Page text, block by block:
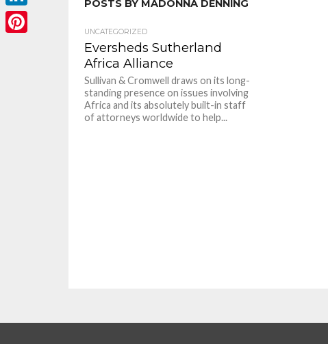
POSTS BY MADONNA DENNING
UNCATEGORIZED
Eversheds Sutherland
Africa Alliance
Sullivan & Cromwell draws on its long-
standing presence on issues involving
Africa and its absolutely built-in staff
of attorneys worldwide to help...
LinkedIn